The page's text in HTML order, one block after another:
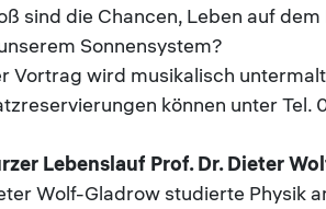
sind die Chancen, Leben auf
Sonnensystem?
Vortrag wird musikalisch
können unter
Lebenslauf Prof. Dr. Dieter
Wolf-Gladrow studierte Physik